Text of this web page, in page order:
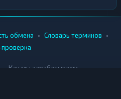
обмена • Словарь терминов •
проверка
Как мы зарабатываем